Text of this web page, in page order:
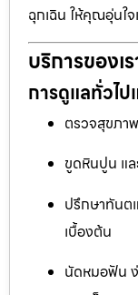
ฉุกเฉิน ให้คุณอุ่นใ
บริการของเ
การดูแลทั่วไ
ตรวจสุขภา
ขูดหินปูน แ
ปรึกษาทันต
เบื้องต้น
นัดหมอฟัน